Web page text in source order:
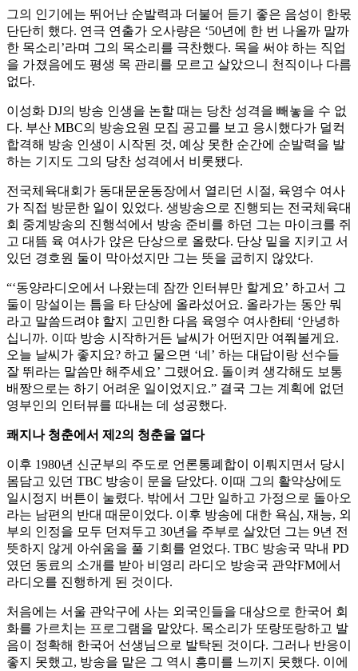
그의 인기에는 뛰어난 순발력과 더불어 듣기 좋은 음성이 한몫
단단히 했다. 연극 연출가 오사량은 ‘50년에 한 번 나올까 말까
한 목소리’라며 그의 목소리를 극찬했다. 목을 써야 하는 직업
을 가졌음에도 평생 목 관리를 모르고 살았으니 천직이나 다름
없다.
이성화 DJ의 방송 인생을 논할 때는 당찬 성격을 빼놓을 수 없
다. 부산 MBC의 방송요원 모집 공고를 보고 응시했다가 덜컥
합격해 방송 인생이 시작된 것, 예상 못한 순간에 순발력을 발
하는 기지도 그의 당찬 성격에서 비롯됐다.
전국체육대회가 동대문운동장에서 열리던 시절, 육영수 여사
가 직접 방문한 일이 있었다. 생방송으로 진행되는 전국체육대
회 중계방송의 진행석에서 방송 준비를 하던 그는 마이크를 쥐
고 대뜸 육 여사가 앉은 단상으로 올랐다. 단상 밑을 지키고 서
있던 경호원 둘이 막아섰지만 그는 뜻을 굽히지 않았다.
“‘동양라디오에서 나왔는데 잠깐 인터뷰만 할게요’ 하고서 그
둘이 망설이는 틈을 타 단상에 올라섰어요. 올라가는 동안 뭐
라고 말씀드려야 할지 고민한 다음 육영수 여사한테 ‘안녕하
십니까. 이따 방송 시작하거든 날씨가 어떤지만 여쭤볼게요.
오늘 날씨가 좋지요? 하고 물으면 ‘네’ 하는 대답이랑 선수들
잘 뛰라는 말씀만 해주세요’ 그랬어요. 돌이켜 생각해도 보통
배짱으로는 하기 어려운 일이었지요.” 결국 그는 계획에 없던
영부인의 인터뷰를 따내는 데 성공했다.
쾌지나 청춘에서 제2의 청춘을 열다
이후 1980년 신군부의 주도로 언론통폐합이 이뤄지면서 당시
몸담고 있던 TBC 방송이 문을 닫았다. 이때 그의 활약상에도
일시정지 버튼이 눌렸다. 밖에서 그만 일하고 가정으로 돌아오
라는 남편의 반대 때문이었다. 이후 방송에 대한 욕심, 재능, 외
부의 인정을 모두 던져두고 30년을 주부로 살았던 그는 9년 전
뜻하지 않게 아쉬움을 풀 기회를 얻었다. TBC 방송국 막내 PD
였던 동료의 소개를 받아 비영리 라디오 방송국 관악FM에서
라디오를 진행하게 된 것이다.
처음에는 서울 관악구에 사는 외국인들을 대상으로 한국어 회
화를 가르치는 프로그램을 맡았다. 목소리가 또랑또랑하고 발
음이 정확해 한국어 선생님으로 발탁된 것이다. 그러나 반응이
좋지 못했고, 방송을 맡은 그 역시 흥미를 느끼지 못했다. 이에